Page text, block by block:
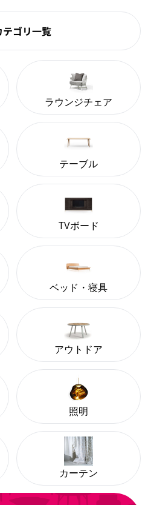
テゴリ一覧
ラウンジチェア
テーブル
TVボード
ベッド・寝具
アウトドア
照明
カーテン